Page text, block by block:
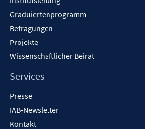
Graduiertenprogramm
Befragungen
Projekte
Wissenschaftlicher Beirat
Services
Presse
IAB-Newsletter
Kontakt